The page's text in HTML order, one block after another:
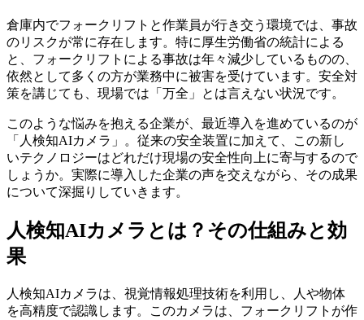
倉庫内でフォークリフトと作業員が行き交う環境では、事故
のリスクが常に存在します。特に厚生労働省の統計による
と、フォークリフトによる事故は年々減少しているものの、
依然として多くの方が業務中に被害を受けています。安全対
策を講じても、現場では「万全」とは言えない状況です。
このような悩みを抱える企業が、最近導入を進めているのが
「人検知AIカメラ」。従来の安全装置に加えて、この新し
いテクノロジーはどれだけ現場の安全性向上に寄与するので
しょうか。実際に導入した企業の声を交えながら、その成果
について深掘りしていきます。
人検知AIカメラとは？その仕組みと効
果
人検知AIカメラは、視覚情報処理技術を利用し、人や物体
を高精度で認識します。このカメラは、フォークリフトが作